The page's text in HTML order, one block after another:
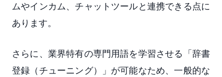
ムやインカム、チャットツールと連携できる点に
あります。
さらに、業界特有の専門用語を学習させる「辞書
登録（チューニング）」が可能なため、一般的な